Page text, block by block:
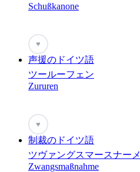
Schußkanone
♥
声援のドイツ語
ツールーフェン
Zururen
♥
制裁のドイツ語
ツヴァングスマースナーメ
Zwangsmaßnahme